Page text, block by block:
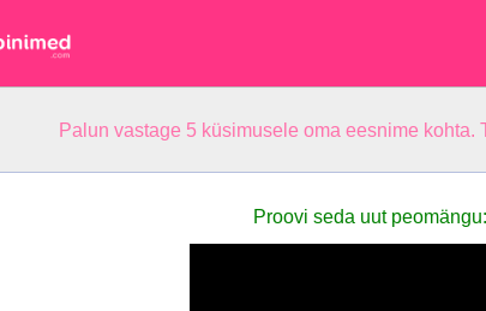
Palun vastage 5 küsimusele oma eesnime kohta.
Proovi seda uut peomängu: